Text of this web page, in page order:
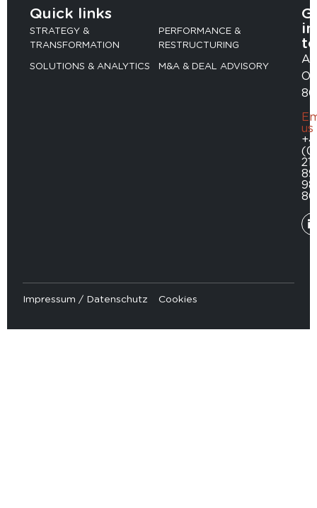
Quick links
STRATEGY &
TRANSFORMATION
PERFORMANCE &
RESTRUCTURING
SOLUTIONS & ANALYTICS M&A & DEAL ADVISORY
in
us
211
80
Impressum / Datenschutz Cookies